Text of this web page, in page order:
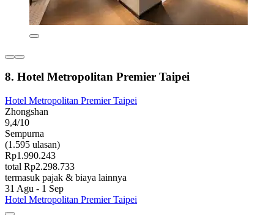
8. Hotel Metropolitan Premier Taipei
Hotel Metropolitan Premier Taipei
Zhongshan
9,4/10
Sempurna
(1.595 ulasan)
Rp1.990.243
total Rp2.298.733
termasuk pajak & biaya lainnya
31 Agu - 1 Sep
Hotel Metropolitan Premier Taipei